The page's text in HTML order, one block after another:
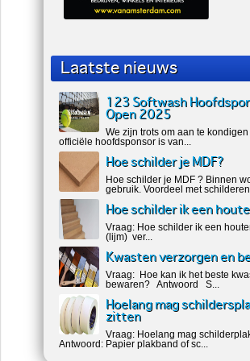
Laatste nieuws
123 Softwash
Open 2025
We zijn trots om aan te
officiële hoofdsponsor is van...
Hoe schilder je MDF?
Hoe schilder je MDF ? Binnen
gebruik. Voordeel met
Hoe schilder ik een
Vraag: Hoe schilder ik een
(lijm) ver...
Kwasten verzorgen en
Vraag: Hoe kan ik het beste
bewaren? Antwoord S...
Hoelang mag
zitten
Vraag: Hoelang mag
Antwoord: Papier plakband of sc...